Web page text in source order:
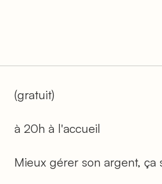
(gratuit)
à 20h à l'accueil
Mieux gérer son argent, ça